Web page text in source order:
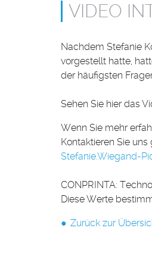
VIDEO
Nachdem Stefanie
vorgestellt hatte,
der häufigsten
Sehen Sie hier das
Wenn Sie mehr
Kontaktieren Sie uns
Stefanie.Wiegand-
CONPRINTA:
Diese Werte
Zurück zur